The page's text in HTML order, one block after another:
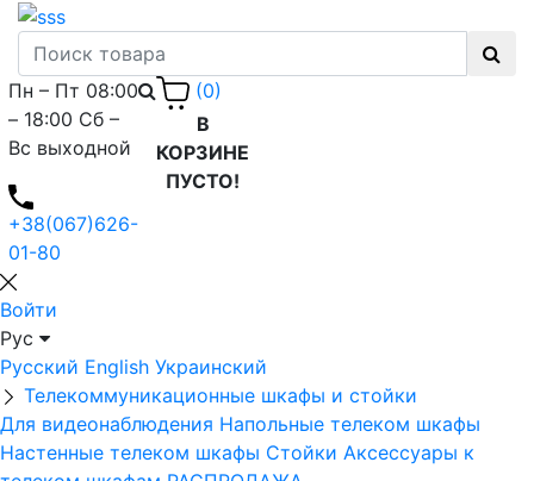
Пн – Пт 08:00
– 18:00 Сб –
Вс выходной
+38(067)626-
01-80
(0)
В
КОРЗИНЕ
ПУСТО!
Войти
Рус
Русский English Украинский
Телекоммуникационные шкафы и стойки
Для видеонаблюдения Напольные телеком шкафы
Настенные телеком шкафы Стойки Аксессуары к